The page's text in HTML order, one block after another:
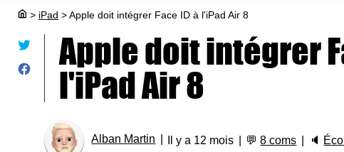
> iPad >Apple doit intégrer Face ID à l'iPad Air 8
Apple doit intégrer
l'iPad Air 8
Alban Martin Il y a 12 mois 💬8 coms 🔈